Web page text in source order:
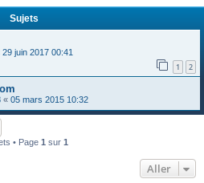
Sujets
29 juin 2017 00:41
1 2
« 05 mars 2015 10:32
• Page 1 sur 1
Aller